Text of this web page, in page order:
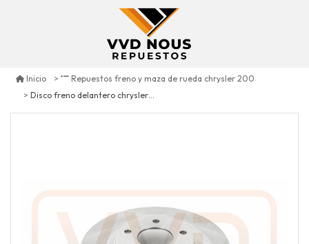
Inicio
Repuestos freno y maza de rueda chrysler 200
Disco freno delantero chrysler 200 2.4 2011/2014